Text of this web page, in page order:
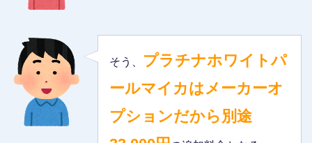
そう、 プラチナホワイトパ
ールマイカはメーカーオ
プションだから別途